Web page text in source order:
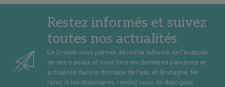
Restez informés et suivez
toutes nos actualités
Le Creseb vous permet de rester informé de l'avancée
de ses travaux et vous livre les dernières parutions et
actualités dans le domaine de l'eau en Bretagne. Ne
ratez ni les Webinaires, rendez vous de dialogues